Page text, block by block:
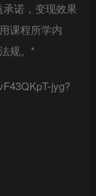
诺，变现效果
课程所学内
规。*
jyg?